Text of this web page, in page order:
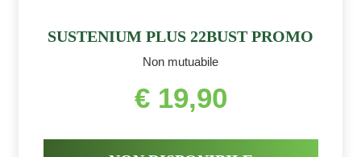
SUSTENIUM PLUS 22BUST PROMO
Non mutuabile
€ 19,90